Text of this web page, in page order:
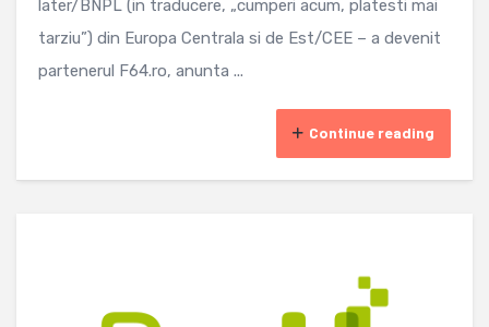
later/BNPL (in traducere, „cumperi acum, platesti mai
tarziu”) din Europa Centrala si de Est/CEE – a devenit
partenerul F64.ro, anunta ...
Continue reading